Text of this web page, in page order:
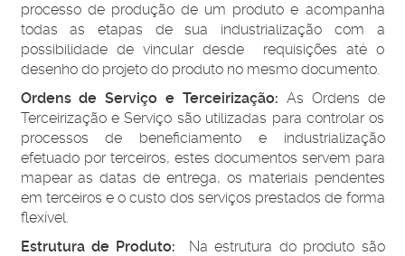
processo de produção de um produto e acompanha
todas as etapas de sua industrialização com a
possibilidade de vincular desde requisições até o
desenho do projeto do produto no mesmo documento.
Ordens de Serviço e Terceirização: As Ordens de
Terceirização e Serviço são utilizadas para controlar os
processos de beneficiamento e industrialização
efetuado por terceiros, estes documentos servem para
mapear as datas de entrega, os materiais pendentes
em terceiros e o custo dos serviços prestados de forma
flexível.
Estrutura de Produto: Na estrutura do produto são